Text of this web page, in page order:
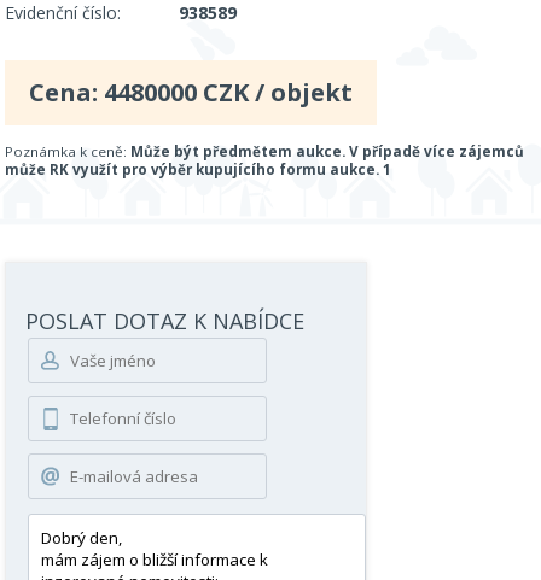
Evidenční číslo:
938589
Cena: 4480000 CZK / objekt
Poznámka k ceně: Může být předmětem aukce. V případě více zájemců
může RK využít pro výběr kupujícího formu aukce. 1
POSLAT DOTAZ K NABÍDCE